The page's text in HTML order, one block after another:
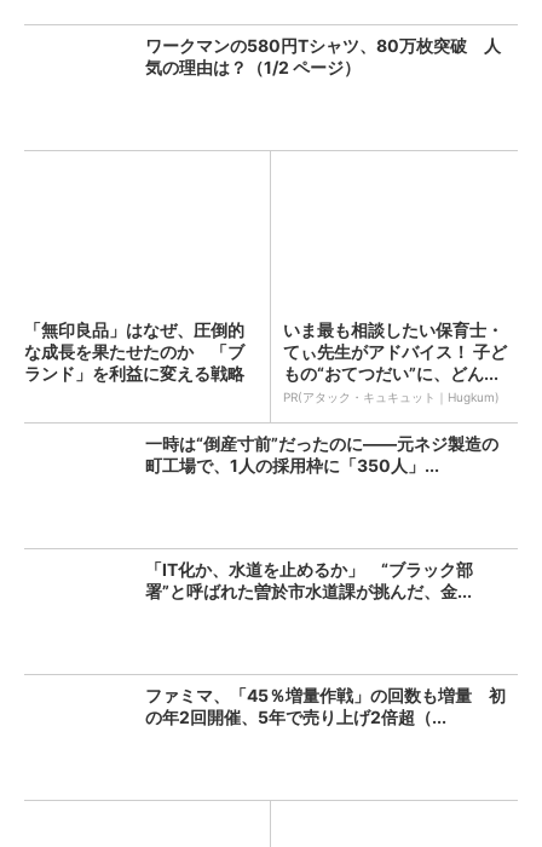
ワークマンの580円Tシャツ、80万枚突破 人
気の理由は？（1/2 ページ）
「無印良品」はなぜ、圧倒的
な成長を果たせたのか 「ブ
ランド」を利益に変える戦略
いま最も相談したい保育士・
てぃ先生がアドバイス！ 子ど
もの“おてつだい”に、どん...
PR(アタック・キュキュット｜Hugkum)
一時は“倒産寸前”だったのに――元ネジ製造の
町工場で、1人の採用枠に「350人」...
「IT化か、水道を止めるか」 “ブラック部
署”と呼ばれた曽於市水道課が挑んだ、金...
ファミマ、「45％増量作戦」の回数も増量 初
の年2回開催、5年で売り上げ2倍超（...